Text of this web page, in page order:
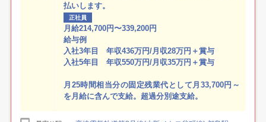
払いします。
正社員
月給214,700円〜339,200円
給与例
入社3年目 年収436万円/月収28万円＋賞与
入社5年目 年収550万円/月収35万円＋賞与
月25時間相当分の固定残業代として月33,700円～
を月給に含んで支給。超過分別途支給。